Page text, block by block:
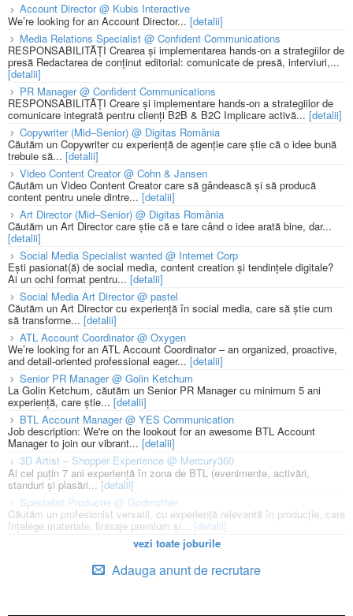
Account Director @ Kubis Interactive
We’re looking for an Account Director... [detalii]
Media Relations Specialist @ Confident Communications
RESPONSABILITĂȚI Crearea și implementarea hands-on a strategiilor de
presă Redactarea de conținut editorial: comunicate de presă, interviuri,...
[detalii]
PR Manager @ Confident Communications
RESPONSABILITĂȚI Creare și implementare hands-on a strategiilor de
comunicare integrată pentru clienți B2B & B2C Implicare activă... [detalii]
Copywriter (Mid–Senior) @ Digitas România
Căutăm un Copywriter cu experiență de agenție care știe că o idee bună
trebuie să... [detalii]
Video Content Creator @ Cohn & Jansen
Căutăm un Video Content Creator care să gândească și să producă
content pentru unele dintre... [detalii]
Art Director (Mid–Senior) @ Digitas România
Căutăm un Art Director care știe că e tare când o idee arată bine, dar...
[detalii]
Social Media Specialist wanted @ Internet Corp
Ești pasionat(ă) de social media, content creation și tendințele digitale?
Ai un ochi format pentru... [detalii]
Social Media Art Director @ pastel
Căutăm un Art Director cu experiență în social media, care să știe cum
să transforme... [detalii]
ATL Account Coordinator @ Oxygen
We’re looking for an ATL Account Coordinator – an organized, proactive,
and detail-oriented professional eager... [detalii]
Senior PR Manager @ Golin Ketchum
La Golin Ketchum, căutăm un Senior PR Manager cu minimum 5 ani
experiență, care știe... [detalii]
BTL Account Manager @ YES Communication
Job description: We're on the lookout for an awesome BTL Account
Manager to join our vibrant... [detalii]
3D Artist – Shopper Experience @ Mercury360
Ai cel puțin 7 ani experiență în zona de BTL (evenimente, activări,
standuri și plasări...[detalii]
Specialist Productie @ Godmother
Căutăm un profesionist versatil, cu experiență relevantă în producție, care
înțelege materiale, finisaje premium și... [detalii]
vezi toate joburile
Adauga anunt de recrutare